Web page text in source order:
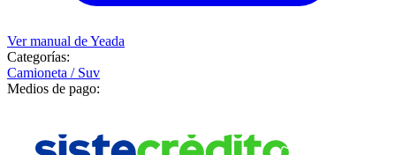
Ver manual deYeada
Categorías:
Camioneta / Suv
Medios de pago: